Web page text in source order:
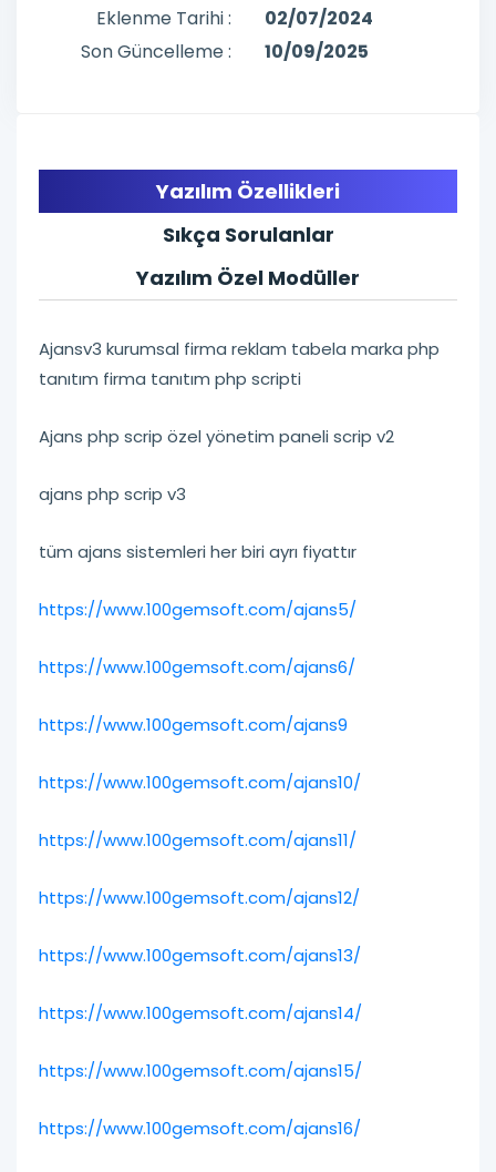
Eklenme Tarihi :
02/07/2024
Son Güncelleme :
10/09/2025
Yazılım Özellikleri
Sıkça Sorulanlar
Yazılım Özel Modüller
Ajansv3 kurumsal firma reklam tabela marka php
tanıtım firma tanıtım php scripti
Ajans php scrip özel yönetim paneli scrip v2
ajans php scrip v3
tüm ajans sistemleri her biri ayrı fiyattır
https://www.100gemsoft.com/ajans5/
https://www.100gemsoft.com/ajans6/
https://www.100gemsoft.com/ajans9
https://www.100gemsoft.com/ajans10/
https://www.100gemsoft.com/ajans11/
https://www.100gemsoft.com/ajans12/
https://www.100gemsoft.com/ajans13/
https://www.100gemsoft.com/ajans14/
https://www.100gemsoft.com/ajans15/
https://www.100gemsoft.com/ajans16/